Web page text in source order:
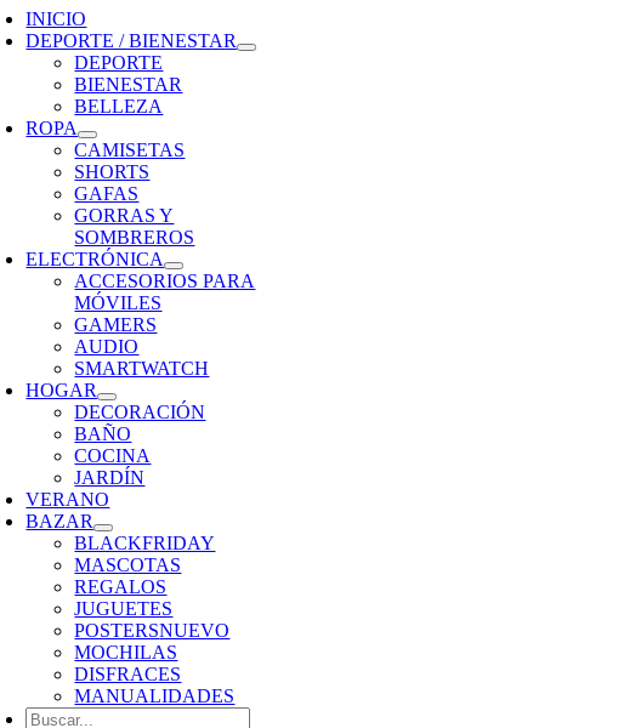
INICIO
DEPORTE / BIENESTAR
DEPORTE
BIENESTAR
BELLEZA
ROPA
CAMISETAS
SHORTS
GAFAS
GORRAS Y
SOMBREROS
ELECTRÓNICA
ACCESORIOS PARA
MÓVILES
GAMERS
AUDIO
SMARTWATCH
HOGAR
DECORACIÓN
BAÑO
COCINA
JARDÍN
VERANO
BAZAR
BLACKFRIDAY
MASCOTAS
REGALOS
JUGUETES
POSTERSNUEVO
MOCHILAS
DISFRACES
MANUALIDADES
Buscar: